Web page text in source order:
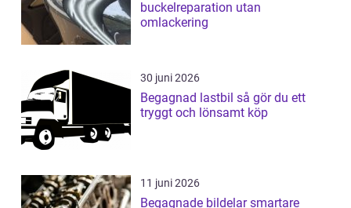
buckelreparation utan
omlackering
30 juni 2026
Begagnad lastbil så gör du ett
tryggt och lönsamt köp
11 juni 2026
Begagnade bildelar smartare